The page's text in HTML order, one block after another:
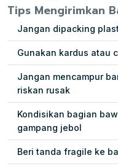
Tips Mengirimkan
Jangan dipacking
Gunakan kardus atau
Jangan mencampur
riskan rusak
Kondisikan bagian
gampang jebol
Beri tanda fragile ke